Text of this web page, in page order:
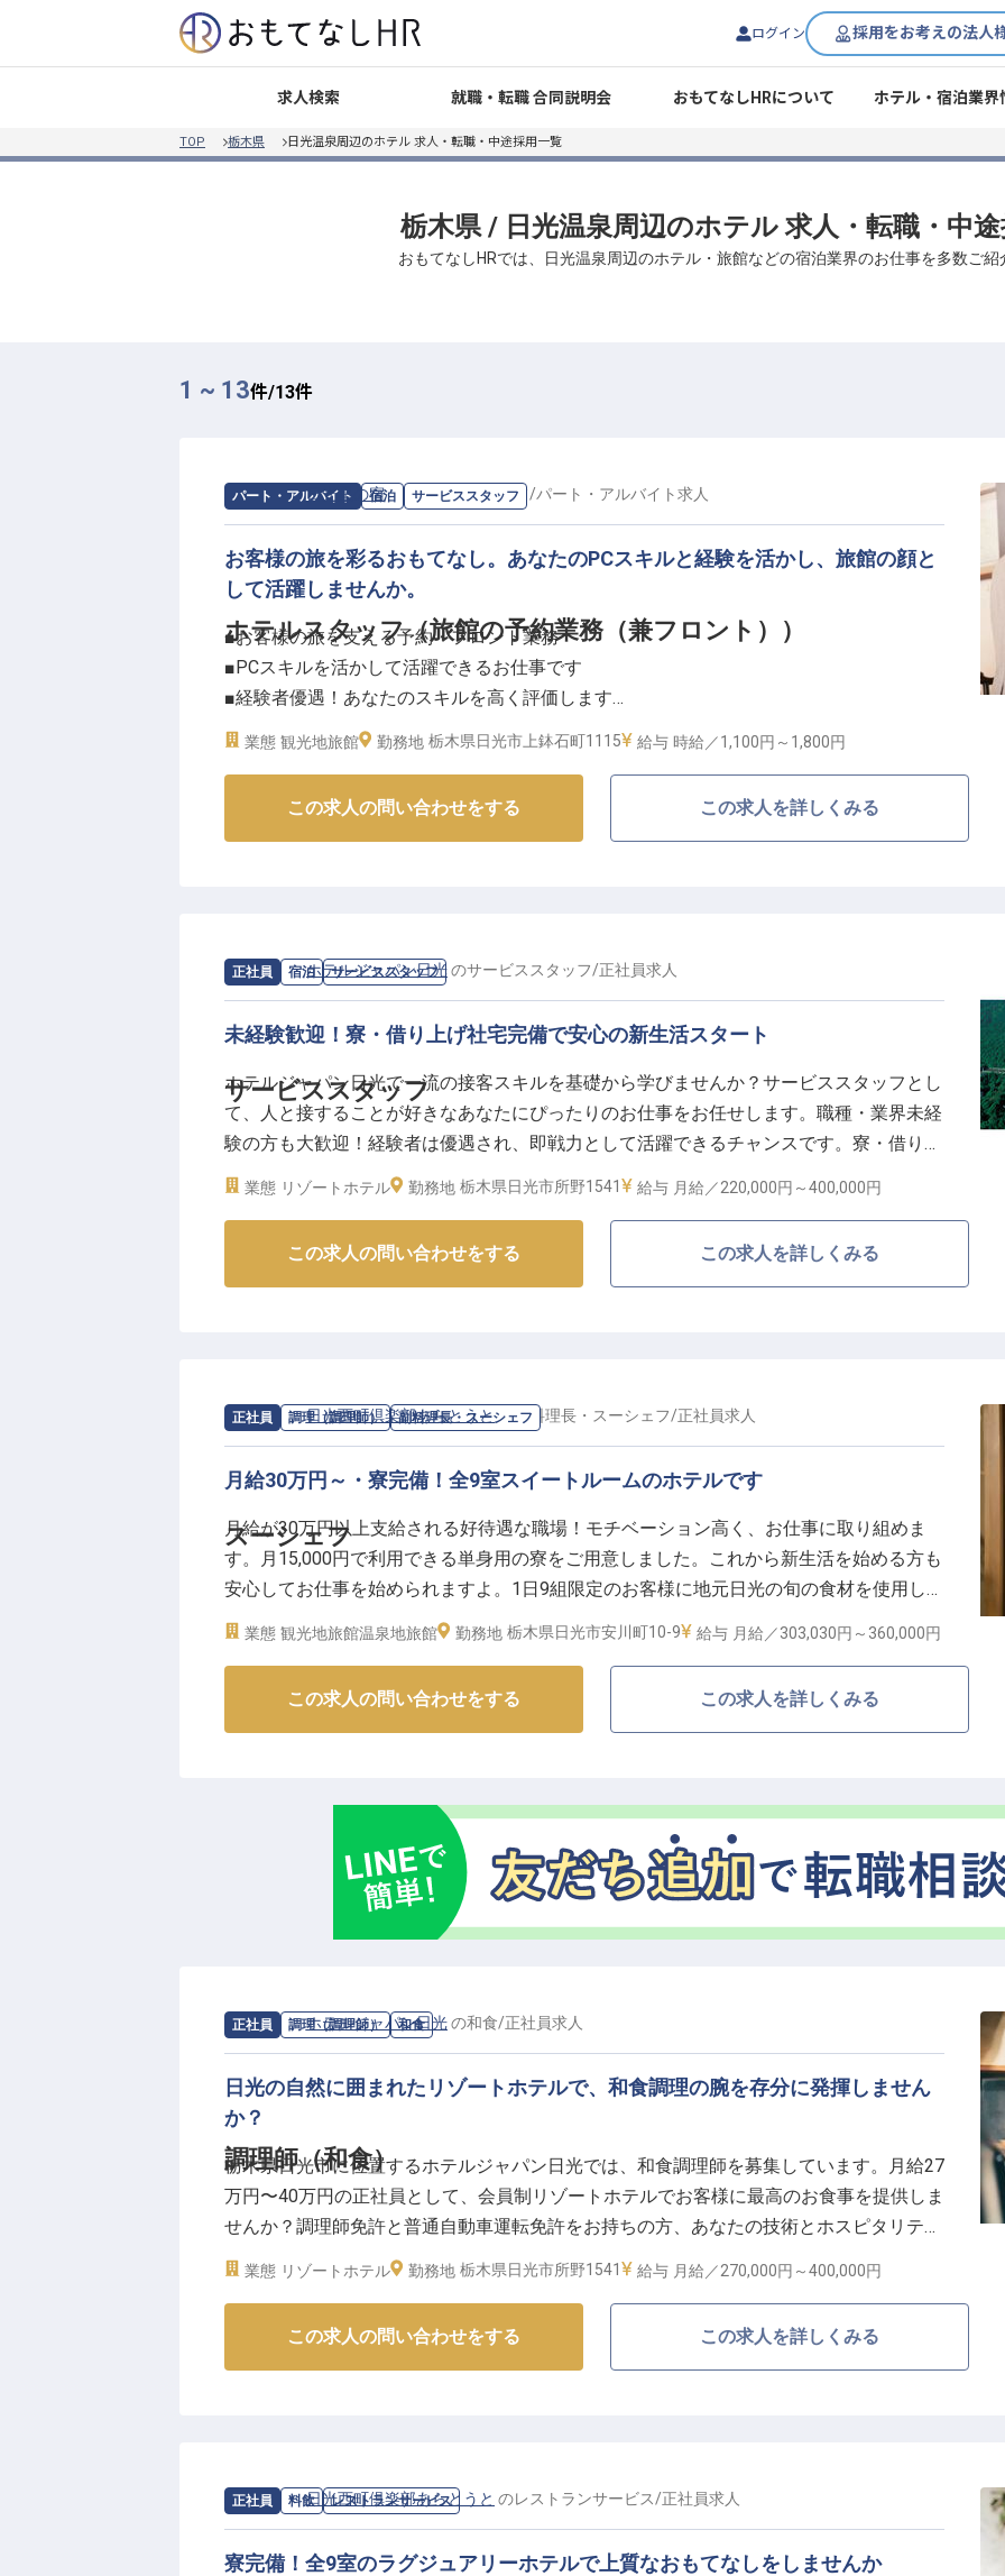
ログイン 採用をお考えの法人
求人検索 就職・転職 合同説明会 おもてなしHRについて ホテル・宿泊業界
TOP 栃木県 日光温泉周辺のホテル 求人・転職・中途採用一覧
栃木県 / 日光温泉周辺のホテル 求人・転職・中
おもてなしHRでは、日光温泉周辺のホテル・旅館などの宿泊業界のお仕事を多数ご
1 ~ 13件/13件
パート・アルバイト 宿泊 サービススタッフ
ホテルスタッフ（旅館の予約業務（兼フロント））
求人情報：日光星の宿の サービススタッフ /パート・アルバイト求人
お客様の旅を彩るおもてなし。あなたのPCスキルと経験を活かし、旅館の顔と
して活躍しませんか。
■お客様の旅を支える予約・フロント業務
■PCスキルを活かして活躍できるお仕事です
■経験者優遇！あなたのスキルを高く評価します
■土日祝日を含む週5時間以上から勤務可能です
当旅館では、お客様一人ひとりの旅が心温まる思い出となるよう、きめ細やかなおもてな
しを大切にしています。予約業務からチェックイン、チェックアウト、そして滞在中の
い。
ーー【働きやすさを追求した環境でスキルアップ】
かせる環境です。経験者の方はもちろん優遇いたしますが、おもてなしの心があれば未経
験の方も歓迎いたします。
シフト制で土日祝日を含む週5時間以上から勤務可能なので、プライベートとの両立も叶
います。お客様の笑顔を直接見られるやりがいを感じながら、あなた自身の成長も実感で
※2026年03月06日時点の情報です
業態 観光地旅館 勤務地 栃木県日光市上鉢石町1115 給与 時給／1,100円～ 1,800円
この求人の問い合わせをする この求人を詳しくみる
正社員 宿泊 サービススタッフ
サービススタッフ
求人情報：ホテルジャパン日光のサービススタッフ/正社員求人
未経験歓迎！寮・借り上げ社宅完備で安心の新生活スタート
ホテルジャパン日光で一流の接客スキルを基礎から学びませんか？サービススタッフとし
て、人と接することが好きなあなたにぴったりのお仕事をお任せします。職種・業界未経
験の方も大歓迎！経験者は優遇され、即戦力として活躍できるチャンスです。寮・借り上
げ社宅が完備されているため、遠方からの応募も安心。ホテルジャパン日光で、時間を忘
業態 リゾートホテル 勤務地 栃木県日光市所野1541 給与 月給／220,000円～400,000円
この求人の問い合わせをする この求人を詳しくみる
正社員 調理（調理師） 副料理長・スーシェフ
スーシェフ
求人情報：日光西町倶楽部あらとうとの副料理長・スーシェフ/正社員求人
月給30万円～・寮完備！全9室スイートルームのホテルです
月給が30万円以上支給される好待遇な職場！モチベーション高く、お仕事に取り組めま
す。月15,000円で利用できる単身用の寮をご用意しました。これから新生活を始める方も
安心してお仕事を始められますよ。1日9組限定のお客様に地元日光の旬の食材を使用した
料理を提供しているホテルにて、スーシェフをお任せします。料理長やスタッフとともに
業態 観光地旅館温泉地旅館 勤務地 栃木県日光市安川町10-9 給与 月給／303,030円～ 360,000円
この求人の問い合わせをする この求人を詳しくみる
正社員 調理（調理師） 和食
調理師（和食）
求人情報：ホテルジャパン日光の和食/正社員求人
日光の自然に囲まれたリゾートホテルで、和食調理の腕を存分に発揮しません
か？
栃木県日光市に位置するホテルジャパン日光では、和食調理師を募集しています。月給27
万円〜40万円の正社員として、会員制リゾートホテルでお客様に最高のお食事を提供しま
せんか？調理師免許と普通自動車運転免許をお持ちの方、あなたの技術とホスピタリティ
で、リゾートの魅力をさらに高めてください。美しい自然に囲まれた環境で、充実した毎
業態 リゾートホテル 勤務地 栃木県日光市所野1541 給与 月給／270,000円～400,000円
この求人の問い合わせをする この求人を詳しくみる
正社員 料飲 レストランサービス
求人情報：日光西町倶楽部あらとうと のレストランサービス/正社員求人
寮完備！全9室のラグジュアリーホテルで上質なおもてなしをしませんか